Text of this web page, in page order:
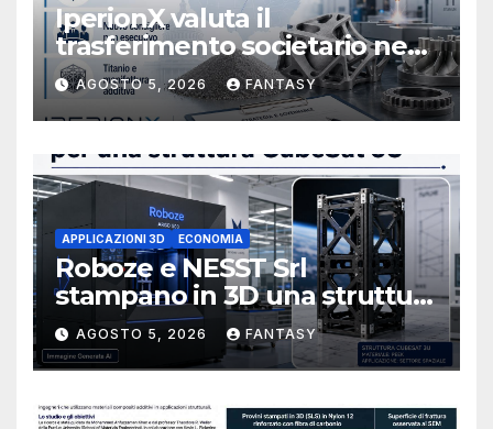
IperionX valuta il
trasferimento societario negli
Stati Uniti e rafforza il board,
ha nominato Michael J.
Loparco amministratore
indipendente non esecutivo
AGOSTO 5, 2026 FANTASY
APPLICAZIONI 3D ECONOMIA
Roboze e NESST Srl
stampano in 3D una struttura
CubeSat 3U in Carbon PEEK
AGOSTO 5, 2026 FANTASY